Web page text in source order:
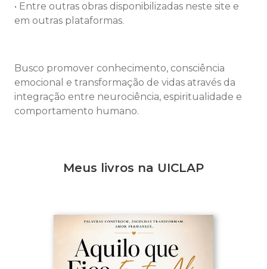
• Entre outras obras disponibilizadas neste site e
em outras plataformas.
Busco promover conhecimento, consciência
emocional e transformação de vidas através da
integração entre neurociência, espiritualidade e
comportamento humano.
Meus livros na UICLAP